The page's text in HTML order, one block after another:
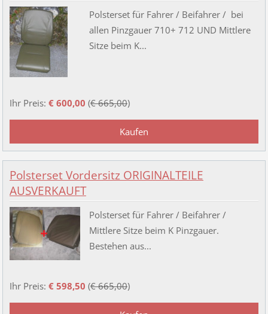
Polsterset für Fahrer / Beifahrer / bei
allen Pinzgauer 710+ 712 UND Mittlere
Sitze beim K...
Ihr Preis: € 600,00 (€ 665,00)
Polsterset Vordersitz ORIGINALTEILE
AUSVERKAUFT
Polsterset für Fahrer / Beifahrer /
Mittlere Sitze beim K Pinzgauer.
Bestehen aus...
Ihr Preis: € 598,50 (€ 665,00)